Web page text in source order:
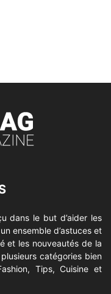
dans le but d’aider les
ensemble d’astuces et
et les nouveautés de la
catégories bien
Tips, Cuisine et